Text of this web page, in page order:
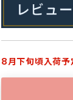
8月下旬頃入荷予